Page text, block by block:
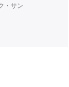
・サン